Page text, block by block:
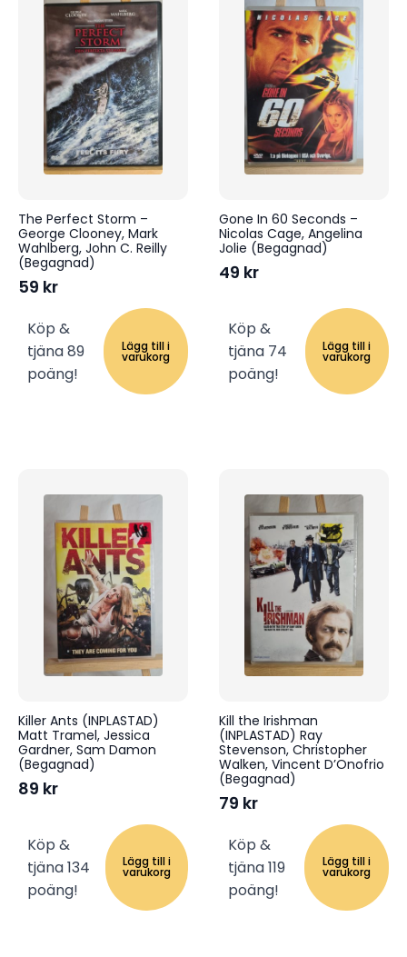
The Perfect Storm –
George Clooney, Mark
Wahlberg, John C. Reilly
(Begagnad)
59 kr
Köp &
tjäna 89
poäng!
Lägg till i
varukorg
Gone In 60 Seconds –
Nicolas Cage, Angelina
Jolie (Begagnad)
49 kr
Köp &
tjäna 74
poäng!
Lägg till i
varukorg
Killer Ants (INPLASTAD)
Matt Tramel, Jessica
Gardner, Sam Damon
(Begagnad)
89 kr
Köp &
tjäna 134
poäng!
Lägg till i
varukorg
Kill the Irishman
(INPLASTAD) Ray
Stevenson, Christopher
Walken, Vincent D’Onofrio
(Begagnad)
79 kr
Köp &
tjäna 119
poäng!
Lägg till i
varukorg